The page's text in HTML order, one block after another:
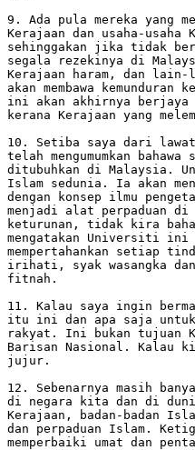
9. Ada pula mereka yang
Kerajaan dan usaha-
sehinggakan jika tidak
segala rezekinya di
Kerajaan haram, dan
akan membawa
ini akan akhirnya berjaya
kerana Kerajaan yang
10. Setiba saya dari
telah mengumumkan
ditubuhkan di Malaysia.
Islam sedunia. Ia akan
dengan konsep ilmu
menjadi alat perpaduan
keturunan, tidak kira
mengatakan Universiti
mempertahankan setiap
irihati, syak wasangka
fitnah.
11. Kalau saya ingin
itu ini dan apa saja untuk
rakyat. Ini bukan tujuan
Barisan Nasional. Kalau
jujur.
12. Sebenarnya masih
di negara kita dan di
Kerajaan, badan-badan
dan perpaduan Islam.
memperbaiki umat dan